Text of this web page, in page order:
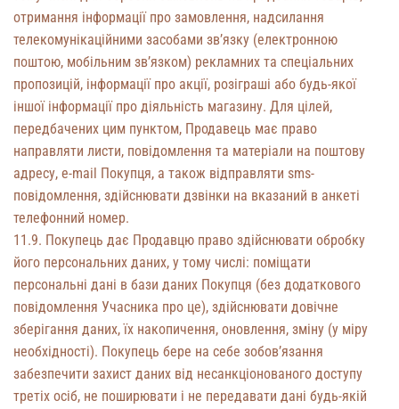
отримання інформації про замовлення, надсилання
телекомунікаційними засобами зв’язку (електронною
поштою, мобільним зв’язком) рекламних та спеціальних
пропозицій, інформації про акції, розіграші або будь-якої
іншої інформації про діяльність магазину. Для цілей,
передбачених цим пунктом, Продавець має право
направляти листи, повідомлення та матеріали на поштову
адресу, e-mail Покупця, а також відправляти sms-
повідомлення, здійснювати дзвінки на вказаний в анкеті
телефонний номер.
11.9. Покупець дає Продавцю право здійснювати обробку
його персональних даних, у тому числі: поміщати
персональні дані в бази даних Покупця (без додаткового
повідомлення Учасника про це), здійснювати довічне
зберігання даних, їх накопичення, оновлення, зміну (у міру
необхідності). Покупець бере на себе зобов’язання
забезпечити захист даних від несанкціонованого доступу
третіх осіб, не поширювати і не передавати дані будь-якій